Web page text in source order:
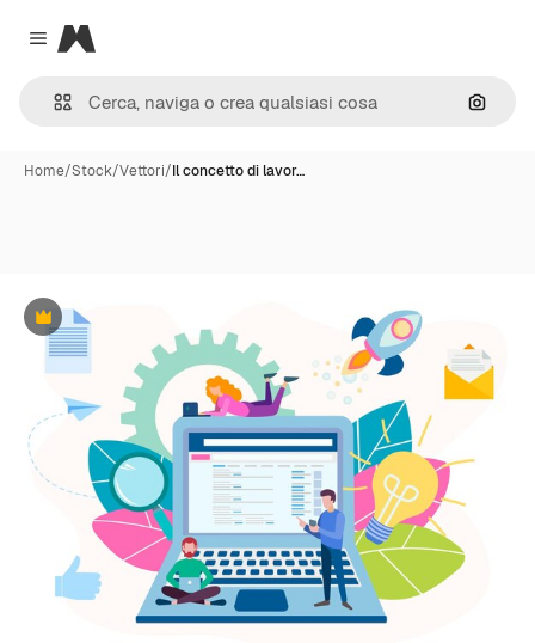
Close menu
Magnific
Cerca
Home/Stock/Vettori/Il concetto di lavor…
Premium